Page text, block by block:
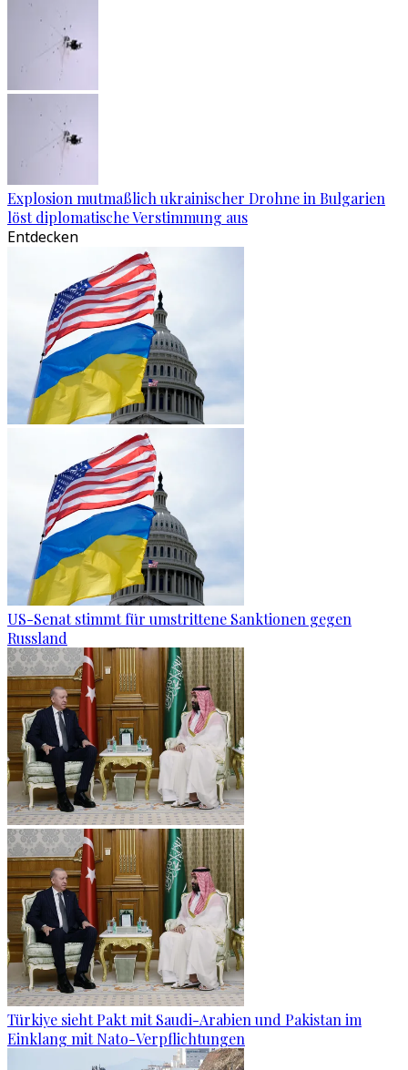
Explosion mutmaßlich ukrainischer Drohne in Bulgarien
löst diplomatische Verstimmung aus
Entdecken
US-Senat stimmt für umstrittene Sanktionen gegen
Russland
Türkiye sieht Pakt mit Saudi-Arabien und Pakistan im
Einklang mit Nato-Verpflichtungen